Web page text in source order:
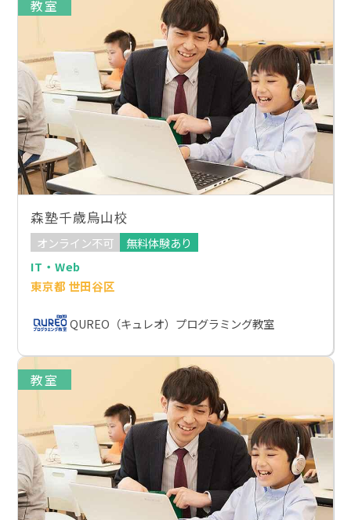
教室
森塾千歳烏山校
オンライン不可
無料体験あり
IT・Web
東京都 世田谷区
QUREO（キュレオ）プログラミング教室
教室